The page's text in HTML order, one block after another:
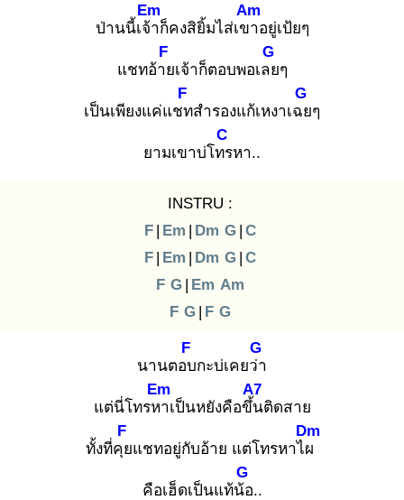
ป่านนี้เจ้า
Em
ก็คงสิยิ้มไส่เขา
Am
อยู่เป้ยๆ
แชทอ้าย
F
เจ้าก็ตอบพอเลย
G
ๆ
เป็นเพียงแค่แชท
F
สำรองแก้เหงาเฉย
G
ๆ
ยามเขาบ่โทร
C
หา..
INSTRU :
F | Em | Dm G | C
F | Em | Dm G | C
F G | Em Am
F G | F G
นานตอบ
F
กะบ่เคยว่า
G
แต่นี่โทรหา
Em
เป็นหยังคือขึ้น
A7
ติดสาย
ทั้งที่คุย
F
แชทอยู่กับอ้าย แต่โทรหาไผ
Dm
คือเฮ็ดเป็นแท้น้อ
G
..